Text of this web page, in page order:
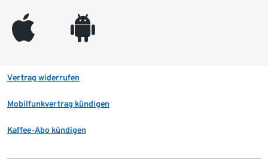
appleinc android
Vertrag widerrufen
Mobilfunkvertrag kündigen
Kaffee-Abo kündigen